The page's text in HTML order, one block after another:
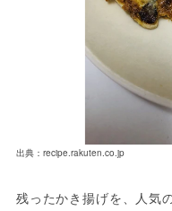
出典：recipe.rakuten.co.jp
残ったかき揚げを、人気